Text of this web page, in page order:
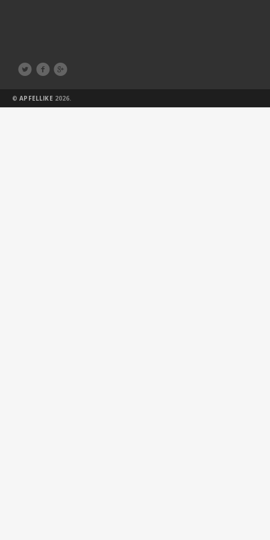
  
©APFELLIKE 2026.